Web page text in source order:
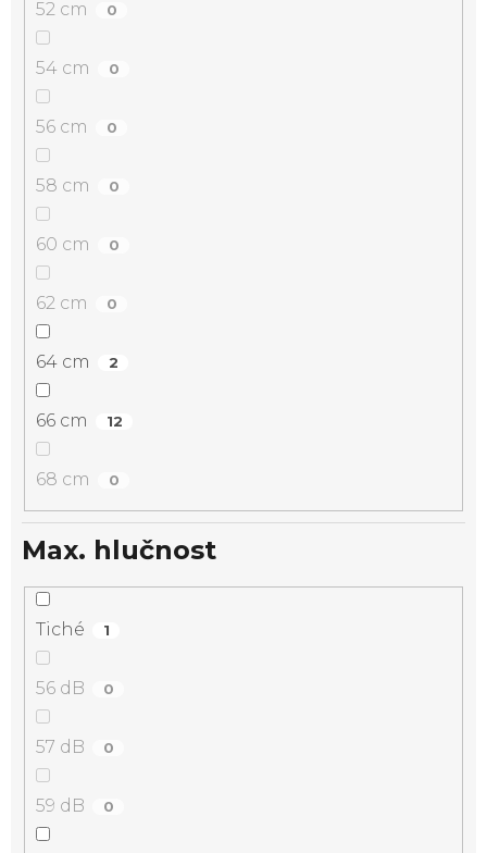
52 cm 0
54 cm 0
56 cm 0
58 cm 0
60 cm 0
62 cm 0
64 cm 2
66 cm 12
68 cm 0
Max. hlučnost
Tiché 1
56 dB 0
57 dB 0
59 dB 0